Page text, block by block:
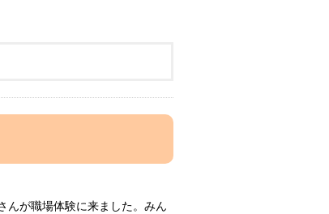
んが職場体験に来ました。みん